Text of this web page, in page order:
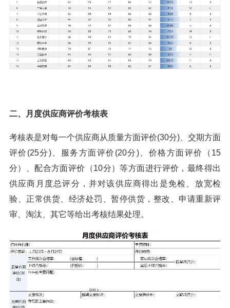
二、月度供应商评价考核表
考核表是对每一个供应商从质量方面评价(30分)、交期方面
评价(25分)、服务方面评价(20分)、价格方面评价（15
分）、配合方面评价（10分）等方面进行评价，最终得出
供应商月度总评分，并对该供应商得出是免检、放宽检
验、正常供货、经济处罚、暂停供货，整改、申请重新评
审、淘汰、其它等给出考核结果处理。